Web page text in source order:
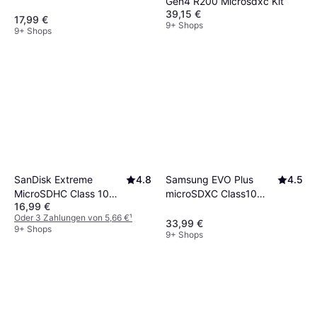
100/40MB/s 64GB
+Adapter
17,99 €
9+ Shops
39,15 €
9+ Shops
SanDisk Extreme
MicroSDHC Class 10
UHS-I U3 V30 A1
100/60MB/s 32GB
+Adapter
4.8
16,99 €
Oder 3 Zahlungen von 5,66 €¹
9+ Shops
Samsung EVO Plus
microSDXC Class10
160/120MB/s 128GB
+SD adapter
4.5
33,99 €
9+ Shops